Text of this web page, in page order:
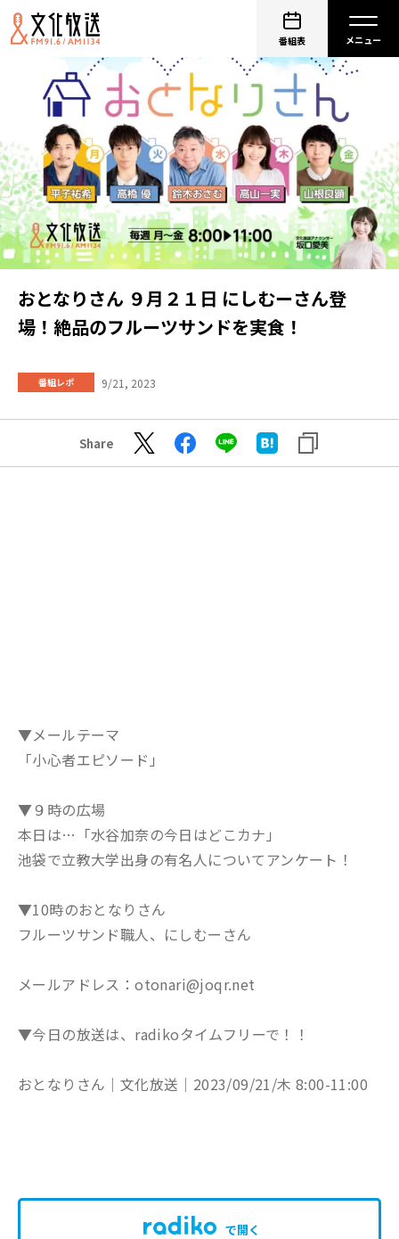
番組表
おとなりさん ９月２１日 にしむーさん登
場！絶品のフルーツサンドを実食！
番組レポ 9/21, 2023
Share
▼メールテーマ
「小心者エピソード」
▼９時の広場
本日は…「水谷加奈の今日はどこカナ」
池袋で立教大学出身の有名人についてアンケート！
▼10時のおとなりさん
フルーツサンド職人、にしむーさん
メールアドレス：otonari@joqr.net
▼今日の放送は、radikoタイムフリーで！！
おとなりさん│文化放送│2023/09/21/木 8:00-11:00
で開く